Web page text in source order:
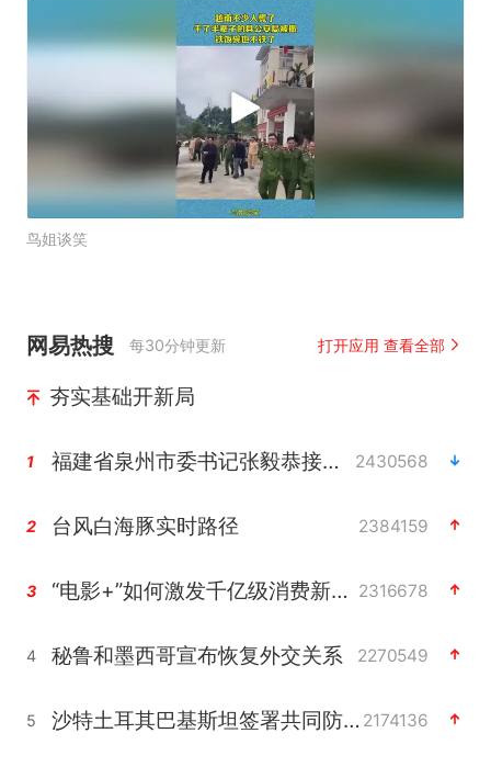
鸟姐谈笑
网易热搜 每30分钟更新 打开应用 查看全部
夯实基础开新局
1 福建省泉州市委书记张毅恭接受纪律审查和监察调查 2430568
2 台风白海豚实时路径 2384159
3 “电影+”如何激发千亿级消费新活力？ 2316678
4 秘鲁和墨西哥宣布恢复外交关系 2270549
5 沙特土耳其巴基斯坦签署共同防务协议 2174136